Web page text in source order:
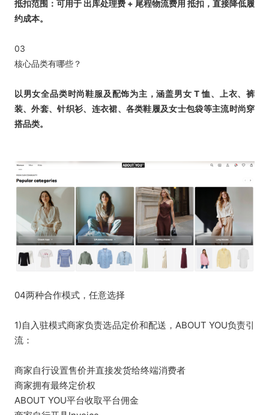
抵扣范围：可用于 出库处理费 + 尾程物流费用 抵扣，直接降低履
约成本。
03
核心品类有哪些？
以男女全品类时尚鞋服及配饰为主，涵盖男女 T 恤、上衣、裤
装、外套、针织衫、连衣裙、各类鞋履及女士包袋等主流时尚穿
搭品类。
04两种合作模式，任意选择
1)自入驻模式商家负责选品定价和配送，ABOUT YOU负责引
流：
商家自行设置售价并直接发货给终端消费者
商家拥有最终定价权
ABOUT YOU平台收取平台佣金